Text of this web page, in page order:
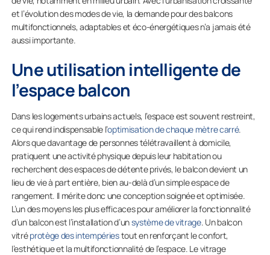
et l’évolution des modes de vie, la demande pour des balcons
multifonctionnels, adaptables et éco-énergétiques n’a jamais été
aussi importante.
Une utilisation intelligente de
l’espace balcon
Dans les logements urbains actuels, l’espace est souvent restreint,
ce qui rend indispensable l’optimisation de chaque mètre carré.
Alors que davantage de personnes télétravaillent à domicile,
pratiquent une activité physique depuis leur habitation ou
recherchent des espaces de détente privés, le balcon devient un
lieu de vie à part entière, bien au-delà d’un simple espace de
rangement. Il mérite donc une conception soignée et optimisée.
L’un des moyens les plus efficaces pour améliorer la fonctionnalité
d’un balcon est l’installation d’unsystème de vitrage. Un balcon
vitréprotège des intempériestout en renforçant le confort,
l’esthétique et la multifonctionnalité de l’espace. Le vitrage